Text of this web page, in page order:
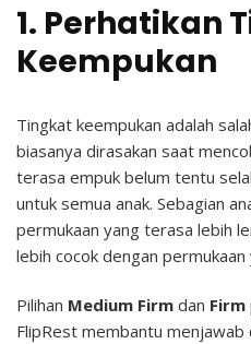
1. Perhatikan
Keempukan
Tingkat keempukan adalah
biasanya dirasakan saat
terasa empuk belum tentu
untuk semua anak. Sebagian
permukaan yang terasa lebih
lebih cocok dengan
Pilihan Medium Firm dan Firm
FlipRest membantu menjawab